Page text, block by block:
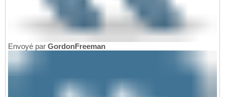
Envoyé par GordonFreeman